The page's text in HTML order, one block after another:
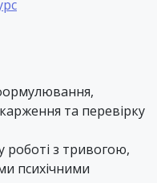
та перевірку
з тривогою,
психічними